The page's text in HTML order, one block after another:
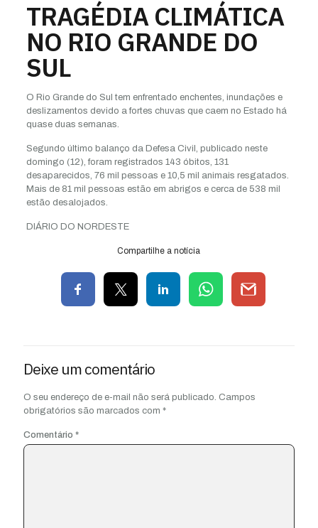
TRAGÉDIA CLIMÁTICA
NO RIO GRANDE DO
SUL
O Rio Grande do Sul tem enfrentado enchentes, inundações e
deslizamentos devido a fortes chuvas que caem no Estado há
quase duas semanas.
Segundo último balanço da Defesa Civil, publicado neste
domingo (12), foram registrados 143 óbitos, 131
desaparecidos, 76 mil pessoas e 10,5 mil animais resgatados.
Mais de 81 mil pessoas estão em abrigos e cerca de 538 mil
estão desalojados.
DIÁRIO DO NORDESTE
Compartilhe a notícia
Deixe um comentário
O seu endereço de e-mail não será publicado. Campos
obrigatórios são marcados com *
Comentário *